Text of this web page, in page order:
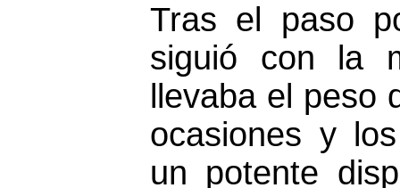
Tras el paso
siguió con la
llevaba el
ocasiones y
un potente